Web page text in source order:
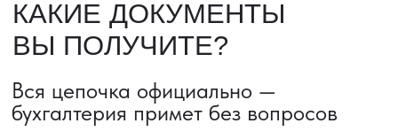
ДОСТАВКА ТОВАРОВ ИЗ КИТАЯ
Сроки от 5 дней
Авиадоставка
Сборный груз
Железнодорожные перевозки
Автогрузоперевозки
Контейнерные перевозки